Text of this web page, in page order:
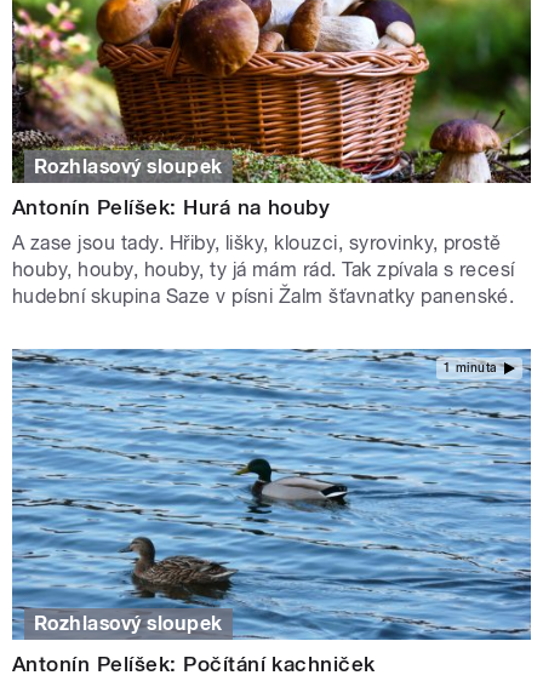
Rozhlasový sloupek
Antonín Pelíšek: Hurá na houby
A zase jsou tady. Hřiby, lišky, klouzci, syrovinky, prostě
houby, houby, houby, ty já mám rád. Tak zpívala s recesí
hudební skupina Saze v písni Žalm šťavnatky panenské.
1 minuta
Rozhlasový sloupek
Antonín Pelíšek: Počítání kachniček